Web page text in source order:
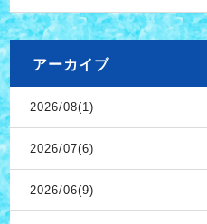
アーカイブ
2026/08(1)
2026/07(6)
2026/06(9)